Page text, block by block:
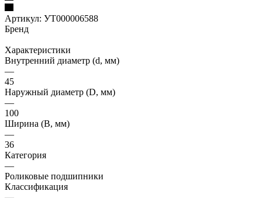
Артикул: УТ000006588
Бренд
Характеристики
Внутренний диаметр (d, мм)
—
45
Наружный диаметр (D, мм)
—
100
Ширина (B, мм)
—
36
Категория
—
Роликовые подшипники
Классификация